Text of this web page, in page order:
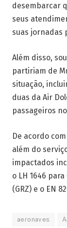
desembarcar
seus
suas jornadas
Além disso,
partiriam de
situação,
duas da Air
passageiros
De acordo
além do
impactados
o LH 1646
(GRZ) e o EN
aeronaves